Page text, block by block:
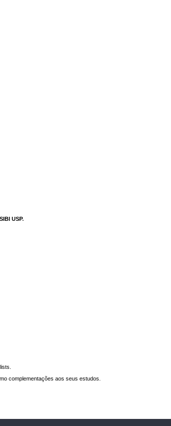
USP.
complementações aos seus estudos.